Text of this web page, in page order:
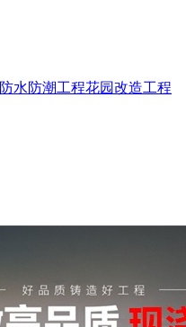
防水防潮工程花园改造工程